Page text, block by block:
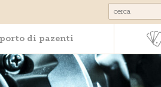
Soccorso & trasporto di
di pazenti